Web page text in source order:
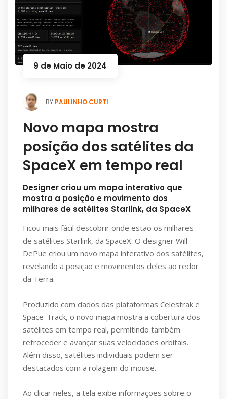
9 de Maio de 2024
BY PAULINHO CURTI
Novo mapa mostra
posição dos satélites da
SpaceX em tempo real
Designer criou um mapa interativo que
mostra a posição e movimento dos
milhares de satélites Starlink, da SpaceX
Ficou mais fácil descobrir onde estão os milhares
de satélites Starlink, da SpaceX. O designer Will
DePue criou um novo mapa interativo dos satélites,
revelando a posição e movimentos deles ao redor
da Terra.
Produzido com dados das plataformas Celestrak e
Space-Track, o novo mapa mostra a cobertura dos
satélites em tempo real, permitindo também
retroceder e avançar suas velocidades orbitais.
Além disso, satélites individuais podem ser
destacados com a rolagem do mouse.
Ao clicar neles, a tela exibe informações sobre o